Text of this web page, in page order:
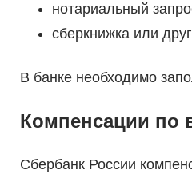
нотариальный
сберкнижка или
В банке необходимо
Компенсации по
Сбербанк России